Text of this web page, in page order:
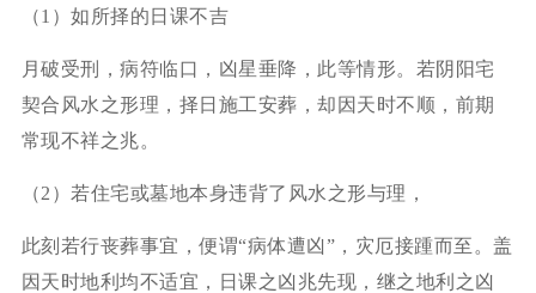
（1）如所择的日课不吉
月破受刑，病符临口，凶星垂降，此等情形。若阴阳宅
契合风水之形理，择日施工安葬，却因天时不顺，前期
常现不祥之兆。
（2）若住宅或墓地本身违背了风水之形与理，
此刻若行丧葬事宜，便谓“病体遭凶”，灾厄接踵而至。盖
因天时地利均不适宜，日课之凶兆先现，继之地利之凶